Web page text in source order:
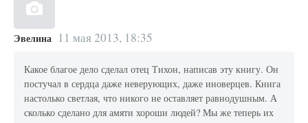
Эвелина 11 мая 2013, 18:35
Какое благое дело сделал отец Тихон, написав эту книгу. Он
постучал в сердца даже неверующих, даже иноверцев. Книга
настолько светлая, что никого не оставляет равнодушным. А
сколько сделано для амяти хороши людей? Мы же теперь их